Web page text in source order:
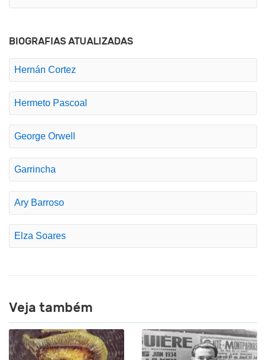
BIOGRAFIAS ATUALIZADAS
Hernán Cortez
Hermeto Pascoal
George Orwell
Garrincha
Ary Barroso
Elza Soares
Veja também